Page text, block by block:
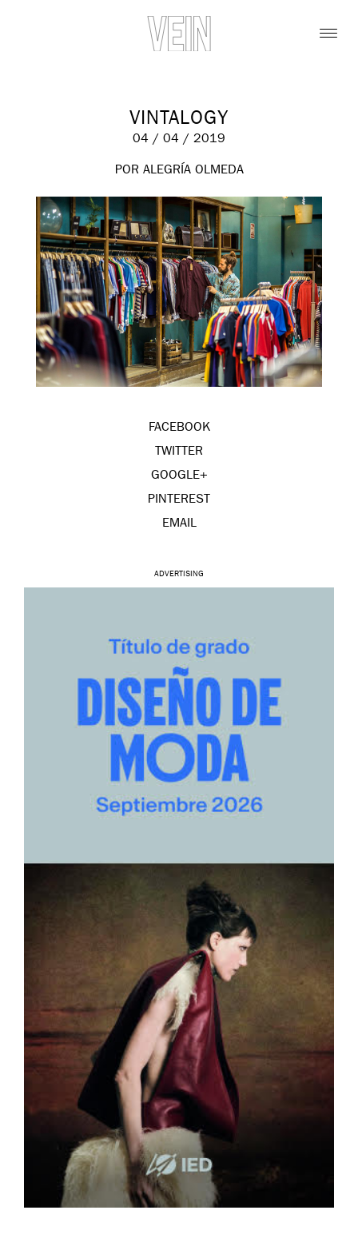
VINTALOGY
04 / 04 / 2019
POR ALEGRÍA OLMEDA
FACEBOOK
TWITTER
GOOGLE+
PINTEREST
EMAIL
ADVERTISING